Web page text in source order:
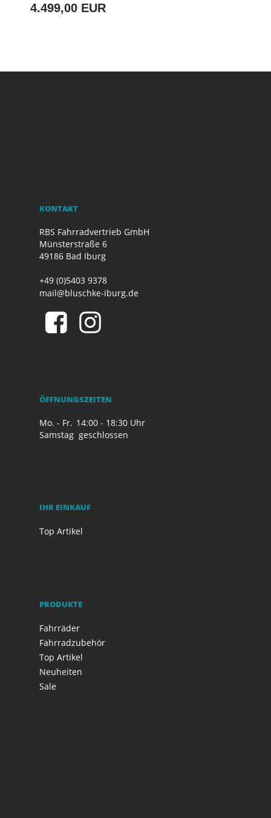
4.499,00 EUR
KONTAKT
RBS Fahrradvertrieb GmbH
Münsterstraße 6
49186 Bad Iburg
+49 (0)5403 9378
mail@bluschke-iburg.de
ÖFFNUNGSZEITEN
Mo. - Fr. 14:00 - 18:30 Uhr
Samstag geschlossen
IHR EINKAUF
Top Artikel
PRODUKTE
Fahrräder
Fahrradzubehör
Top Artikel
Neuheiten
Sale